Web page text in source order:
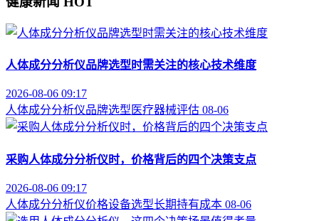
人体成分分析仪品牌选型时需关注的核心技术维度
2026-08-06 09:17
人体成分分析仪品牌选型 医疗器械评估 08-06
采购人体成分分析仪时，价格背后的四个决策支点
2026-08-06 09:17
人体成分分析仪价格设备选型长期持有成本 08-06